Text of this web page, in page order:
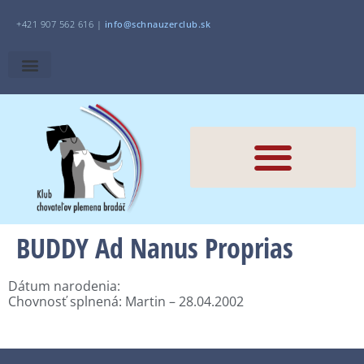
+421 907 562 616 | info@schnauzerclub.sk
BUDDY Ad Nanus Proprias
Dátum narodenia:
Chovnosť splnená: Martin – 28.04.2002